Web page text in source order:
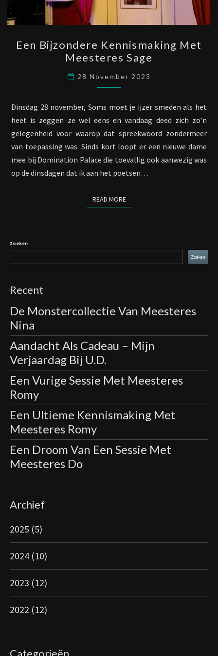
BIJZONDERE
KENNISMAKING
MET
MEESTERES
Een Bijzondere Kennismaking Met
Meesteres Sage
28 November 2023
Dinsdag 28 november, Soms moet je ijzer smeden als het
heet is zeggen ze wel eens en vandaag deed zich zo’n
gelegenheid voor waarop dat spreekwoord zondermeer
van toepassing was. Sinds kort loopt er een nieuwe dame
mee bij Domination Palace die toevallig ook aanwezig was
op de dinsdagen dat ik aan het poetsen…
READ MOREREAD MORE
Zoeken
Zoeken
Recent
De Monstercollectie Van Meesteres
Nina
Aandacht Als Cadeau – Mijn
Verjaardag Bij U.D.
Een Vurige Sessie Met Meesteres
Romy
Een Ultieme Kennismaking Met
Meesteres Romy
Een Droom Van Een Sessie Met
Meesteres Do
Archief
2025 (5)
2024 (10)
2023 (12)
2022 (12)